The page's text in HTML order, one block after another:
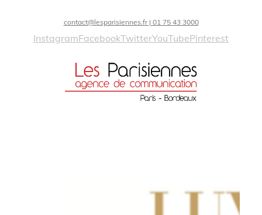
contact@lesparisiennes.fr | 01 75 43 3000
InstagramFacebookTwitterYouTubePinterest